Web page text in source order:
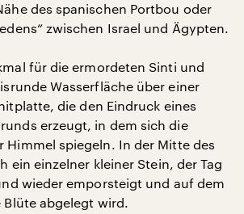
des spanischen Portbou oder
zwischen Israel und Ägypten.
für die ermordeten Sinti und
Wasserfläche über einer
die den Eindruck eines
erzeugt, in dem sich die
Himmel spiegeln. In der Mitte des
ein einzelner kleiner Stein, der Tag
wieder emporsteigt und auf dem
abgelegt wird.